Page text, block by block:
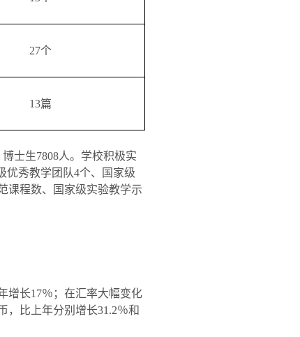
27个
13篇
博士生7808人。学校积极实
优秀教学团队4个、国家级
课程数、国家级实验教学示
增长17％；在汇率大幅变化
，比上年分别增长31.2％和